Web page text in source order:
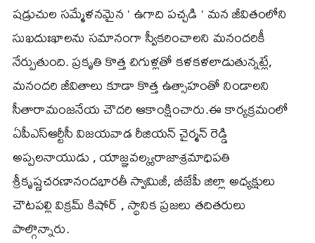
షడ్రుచుల సమ్మేళనమైన ‘ ఉగాది పచ్చడి ‘ మన జీవితంలోని
సుఖదుఃఖాలను సమానంగా స్వీకరించాలని మనందరికీ
నేర్పుతుంది. ప్రకృతి కొత్త చిగుళ్లతో కళకళలాడుతున్నట్లే,
మనందరి జీవితాలు కూడా కొత్త ఉత్సాహంతో నిండాలని
సీతారామంజనేయ చౌదరి ఆకాంక్షించారు.ఈ కార్యక్రమంలో
ఏపీఎస్ఆర్టీసీ విజయవాడ రీజియన్ చైర్మన్ రెడ్డి
అప్పలనాయుడు , యాజ్ఞవల్క్యరాజాశ్రమాధిపతి
శ్రీకృష్ణచరణానందభారతీ స్వామిజీ, బీజేపీ జిల్లా అధ్యక్షులు
చౌటపల్లి విక్రమ్ కిషోర్ , స్థానిక ప్రజలు తదితరులు
పాల్గొన్నారు.